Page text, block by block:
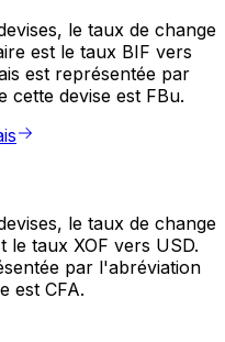
le taux de change
est le taux BIF vers
est représentée par
cette devise est FBu.
le taux de change
le taux XOF vers USD.
par l'abréviation
est CFA.